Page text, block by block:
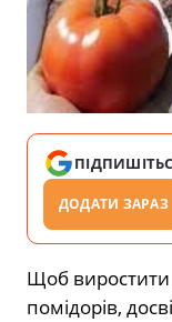
ДОДАТИ ЗАРАЗ
Щоб
помідорів,